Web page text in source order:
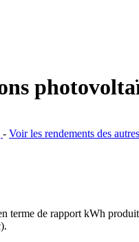
- Voir les rendements des
terme de rapport kWh